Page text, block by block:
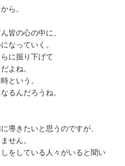
ら。
皆の心の中に、
なっていく。
に掘り下げて
よね。
という。
るんだろうね。
導きたいと思うのですが、
せん。
をしている人々がいると聞い